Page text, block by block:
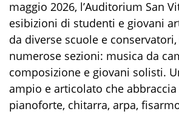
maggio 2026, l’Auditorium San
esibizioni di studenti e giovani
da diverse scuole e
numerose sezioni: musica da
composizione e giovani solisti.
ampio e articolato che
pianoforte, chitarra, arpa,